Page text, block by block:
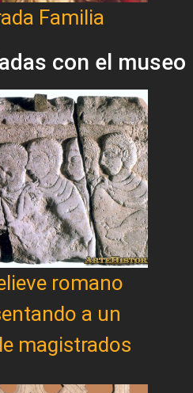
Familia
con el museo
romano
a un
magistrados